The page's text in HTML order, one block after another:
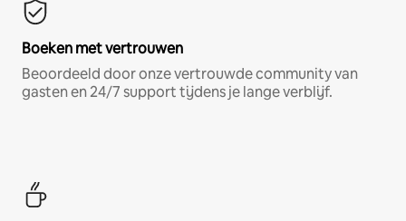
Boeken met vertrouwen
Beoordeeld door onze vertrouwde community van
gasten en 24/7 support tijdens je lange verblijf.